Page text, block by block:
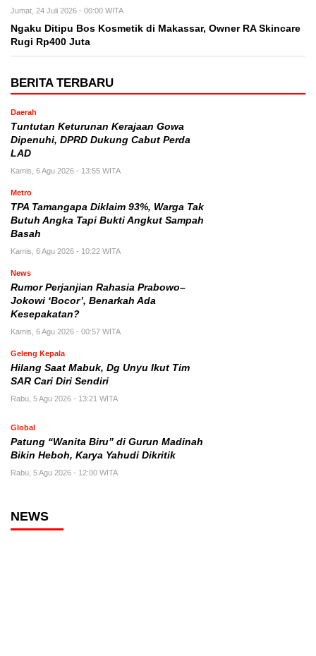
Jumat, 24 Juli 2026 - 00:00 WITA
Ngaku Ditipu Bos Kosmetik di Makassar, Owner RA Skincare
Rugi Rp400 Juta
BERITA TERBARU
Daerah
Tuntutan Keturunan Kerajaan Gowa
Dipenuhi, DPRD Dukung Cabut Perda
LAD
Kamis, 6 Agu 2026 - 13:55 WITA
Metro
TPA Tamangapa Diklaim 93%, Warga Tak
Butuh Angka Tapi Bukti Angkut Sampah
Basah
Kamis, 6 Agu 2026 - 10:22 WITA
News
Rumor Perjanjian Rahasia Prabowo–
Jokowi ‘Bocor’, Benarkah Ada
Kesepakatan?
Kamis, 6 Agu 2026 - 00:57 WITA
Geleng Kepala
Hilang Saat Mabuk, Dg Unyu Ikut Tim
SAR Cari Diri Sendiri
Rabu, 5 Agu 2026 - 13:21 WITA
Global
Patung “Wanita Biru” di Gurun Madinah
Bikin Heboh, Karya Yahudi Dikritik
Rabu, 5 Agu 2026 - 12:00 WITA
NEWS